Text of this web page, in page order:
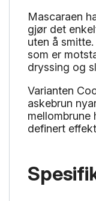
Mascaraen
gjør det
uten å
som er
dryssing og
Varianten
askebrun
mellombrune
definert